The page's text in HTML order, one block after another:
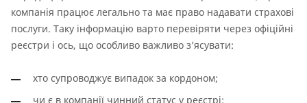
компанія працює легально та має право надавати страхові
послуги. Таку інформацію варто перевіряти через офіційні
реєстри і ось, що особливо важливо з’ясувати:
хто супроводжує випадок за кордоном;
чи є в компанії чинний статус у реєстрі;